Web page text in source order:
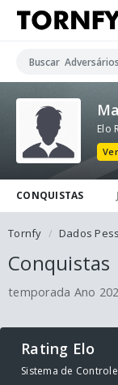
Elo
CONQUISTAS
Tornfy Dados
Conquistas
temporada Ano
Rating Elo
Sistema de